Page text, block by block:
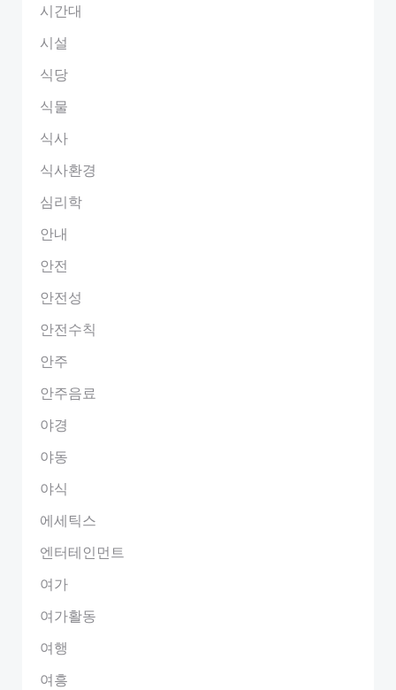
시간대
시설
식당
식물
식사
식사환경
심리학
안내
안전
안전성
안전수칙
안주
안주음료
야경
야동
야식
에세틱스
엔터테인먼트
여가
여가활동
여행
여흥